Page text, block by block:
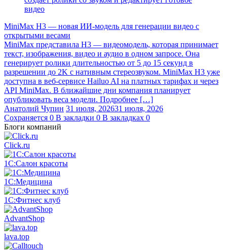
MiniMax H3 — новая ИИ-модель для генерации видео с
открытыми весами
MiniMax представила H3 — видеомодель, которая принимает
текст, изображения, видео и аудио в одном запросе. Она
генерирует ролики длительностью от 5 до 15 секунд в
разрешении до 2K с нативным стереозвуком. MiniMax H3 уже
доступна в веб-сервисе Hailuo AI на платных тарифах и через
API MiniMax. В ближайшие дни компания планирует
опубликовать веса модели. Подробнее […]
Анатолий Чупин 31 июля, 202631 июля, 2026
Сохраняется 0 В закладки 0 В закладках 0
Блоги компаний
Click.ru
1С:Салон красоты
1С:Медицина
1С:Фитнес клуб
AdvantShop
lava.top